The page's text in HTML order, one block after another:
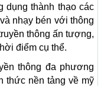
dụng thành thạo các
nhạy bén với thông
thông ấn tượng,
điểm cụ thể.
thông đa phương
thức nền tảng về mỹ